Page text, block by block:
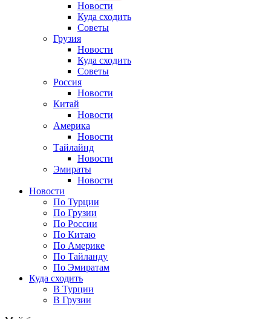
Новости
Куда сходить
Советы
Грузия
Новости
Куда сходить
Советы
Россия
Новости
Китай
Новости
Америка
Новости
Тайлайнд
Новости
Эмираты
Новости
Новости
По Турции
По Грузии
По России
По Китаю
По Америке
По Тайланду
По Эмиратам
Куда сходить
В Турции
В Грузии